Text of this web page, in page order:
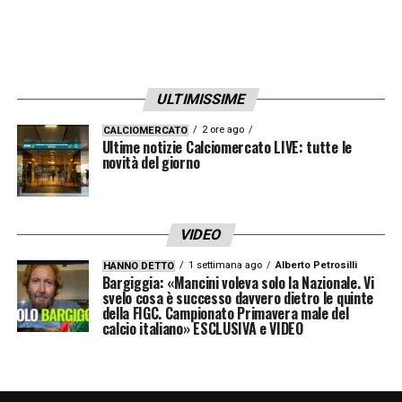
ULTIMISSIME
CALCIOMERCATO 2 ore ago
Ultime notizie Calciomercato LIVE: tutte le
novità del giorno
VIDEO
HANNO DETTO 1 settimana ago Alberto Petrosilli
Bargiggia: «Mancini voleva solo la Nazionale. Vi
svelo cosa è successo davvero dietro le quinte
della FIGC. Campionato Primavera male del
calcio italiano» ESCLUSIVA e VIDEO